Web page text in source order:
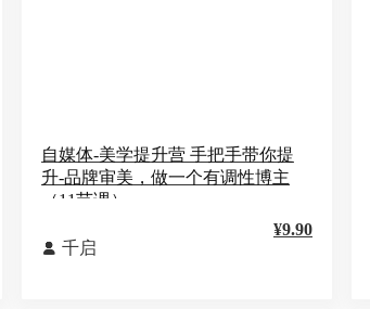
自媒体-美学提升营 手把手带你提
升-品牌审美，做一个有调性博主
（11节课）
 千启
¥9.90